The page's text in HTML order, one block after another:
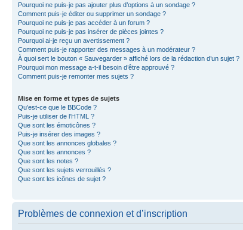
Pourquoi ne puis-je pas ajouter plus d’options à un sondage ?
Comment puis-je éditer ou supprimer un sondage ?
Pourquoi ne puis-je pas accéder à un forum ?
Pourquoi ne puis-je pas insérer de pièces jointes ?
Pourquoi ai-je reçu un avertissement ?
Comment puis-je rapporter des messages à un modérateur ?
À quoi sert le bouton « Sauvegarder » affiché lors de la rédaction d’un sujet ?
Pourquoi mon message a-t-il besoin d’être approuvé ?
Comment puis-je remonter mes sujets ?
Mise en forme et types de sujets
Qu’est-ce que le BBCode ?
Puis-je utiliser de l’HTML ?
Que sont les émoticônes ?
Puis-je insérer des images ?
Que sont les annonces globales ?
Que sont les annonces ?
Que sont les notes ?
Que sont les sujets verrouillés ?
Que sont les icônes de sujet ?
Problèmes de connexion et d’inscription